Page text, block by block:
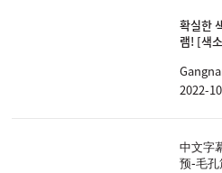
확실한
램! [색
2022-
中文字
预-毛孔